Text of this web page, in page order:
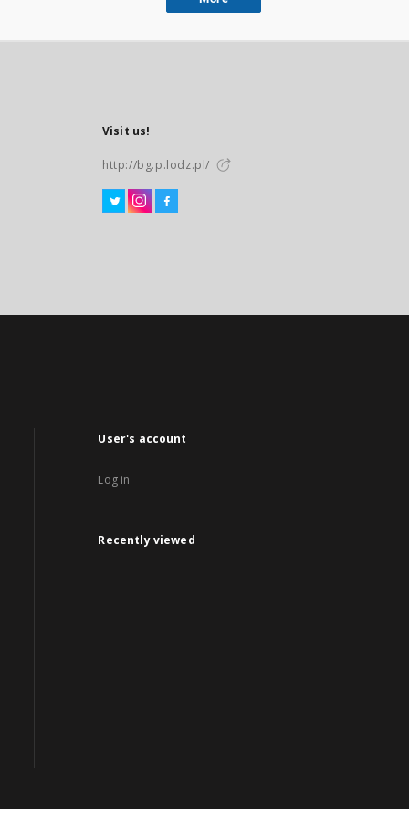
Visit us!
http://bg.p.lodz.pl/
User's account
Log in
Recently viewed